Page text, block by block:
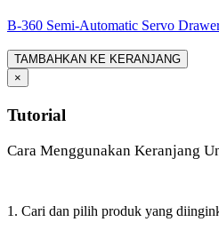
B-360 Semi-Automatic Servo
TAMBAHKAN KE KERANJANG
×
Tutorial
Cara Menggunakan Keranjang
1. Cari dan pilih produk yang